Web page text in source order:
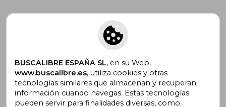
Suscríbete para recibir ofertas y
promociones
BUSCALIBRE ESPAÑA SL, en su Web,
www.buscalibre.es, utiliza cookies y otras
tecnologías similares que almacenan y recuperan
información cuando navegas. Estas tecnologías
pueden servir para finalidades diversas, como